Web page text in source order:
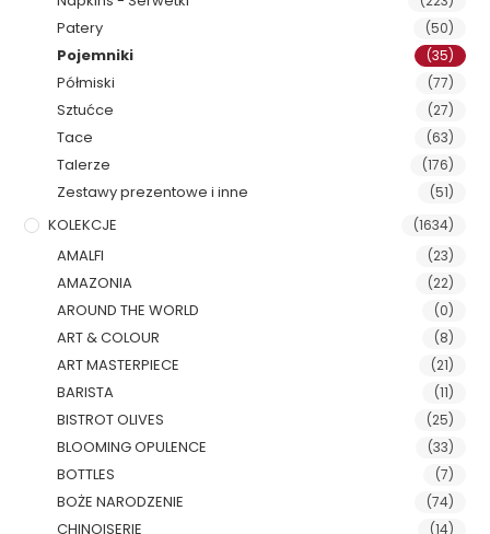
Patery (50)
Pojemniki (35)
Półmiski (77)
Sztućce (27)
Tace (63)
Talerze (176)
Zestawy prezentowe i inne (51)
KOLEKCJE (1634)
AMALFI (23)
AMAZONIA (22)
AROUND THE WORLD (0)
ART & COLOUR (8)
ART MASTERPIECE (21)
BARISTA (11)
BISTROT OLIVES (25)
BLOOMING OPULENCE (33)
BOTTLES (7)
BOŻE NARODZENIE (74)
CHINOISERIE (14)